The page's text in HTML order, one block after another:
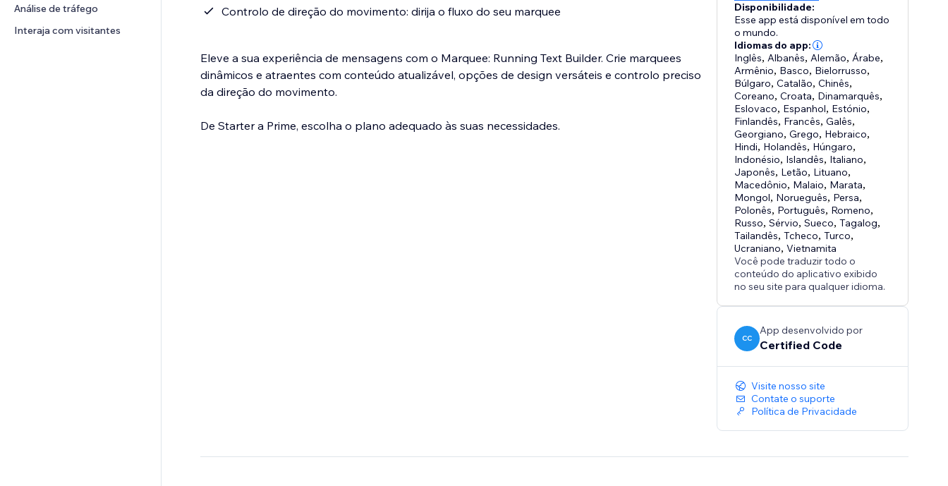
Análise de tráfego
Interaja com visitantes
Controlo de direção do movimento: dirija o fluxo do seu marquee
Eleve a sua experiência de mensagens com o Marquee: Running Text Builder. Crie marquees
dinâmicos e atraentes com conteúdo atualizável, opções de design versáteis e controlo preciso
da direção do movimento.
De Starter a Prime, escolha o plano adequado às suas necessidades.
Disponibilidade:
Esse app está disponível em todo
o mundo.
Idiomas do app:
Inglês, Albanês, Alemão, Árabe,
Armênio, Basco, Bielorrusso,
Búlgaro,Catalão,Chinês,
Coreano,Croata, Dinamarquês,
Eslovaco, Espanhol, Estónio,
Finlandês, Francês,Galês,
Georgiano,Grego, Hebraico,
Hindi, Holandês, Húngaro,
Indonésio, Islandês, Italiano,
Japonês, Letão, Lituano,
Macedônio, Malaio, Marata,
Mongol, Norueguês, Persa,
Polonês, Português, Romeno,
Russo,Sérvio,Sueco,Tagalog,
Tailandês,Tcheco,Turco,
Ucraniano,Vietnamita
Você pode traduzir todo o
conteúdo do aplicativo exibido
no seu site para qualquer idioma.
CC
App desenvolvido por
Certified Code
Visite nosso site
Contate o suporte
Política de Privacidade